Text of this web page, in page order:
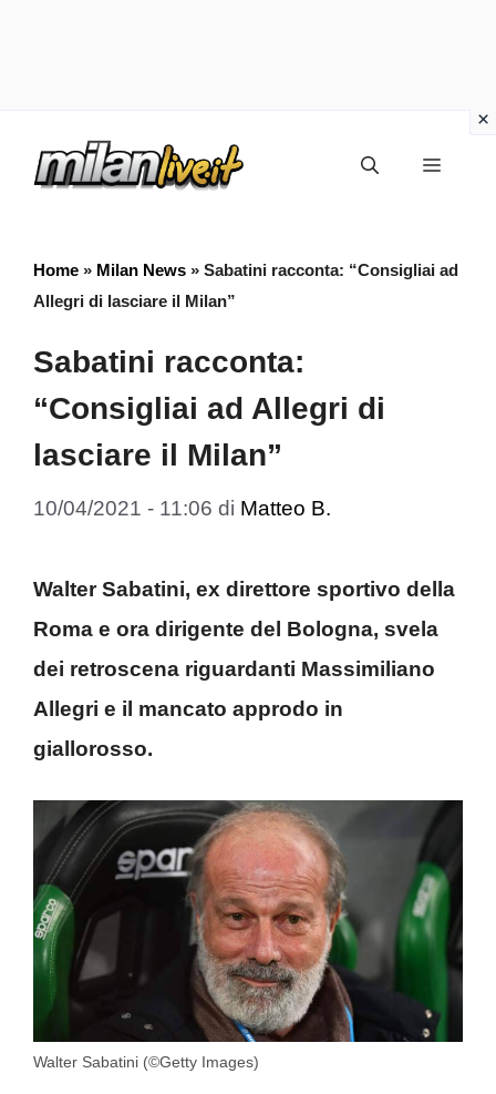
Menu
Home » Milan News » Sabatini racconta: “Consigliai ad
Allegri di lasciare il Milan”
Sabatini racconta:
“Consigliai ad Allegri di
lasciare il Milan”
10/04/2021 - 11:06 di Matteo B.
Walter Sabatini, ex direttore sportivo della
Roma e ora dirigente del Bologna, svela
dei retroscena riguardanti Massimiliano
Allegri e il mancato approdo in
giallorosso.
Walter Sabatini (©Getty Images)